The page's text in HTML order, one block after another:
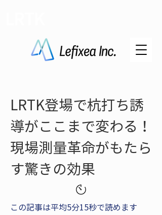
LRTK登場で杭打ち誘
導がここまで変わる！
現場測量革命がもたら
す驚きの効果
この記事は平均5分15秒で読めます